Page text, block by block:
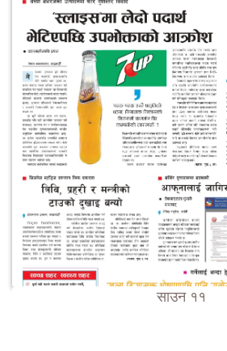
साउन ११